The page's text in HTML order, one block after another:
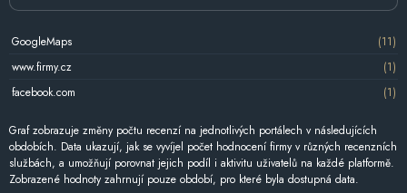
GoogleMaps
(11)
www.firmy.cz
(1)
facebook.com
(1)
Graf zobrazuje změny počtu recenzí na jednotlivých portálech v následujících
obdobích. Data ukazují, jak se vyvíjel počet hodnocení firmy v různých recenzních
službách, a umožňují porovnat jejich podíl i aktivitu uživatelů na každé platformě.
Zobrazené hodnoty zahrnují pouze období, pro které byla dostupná data.